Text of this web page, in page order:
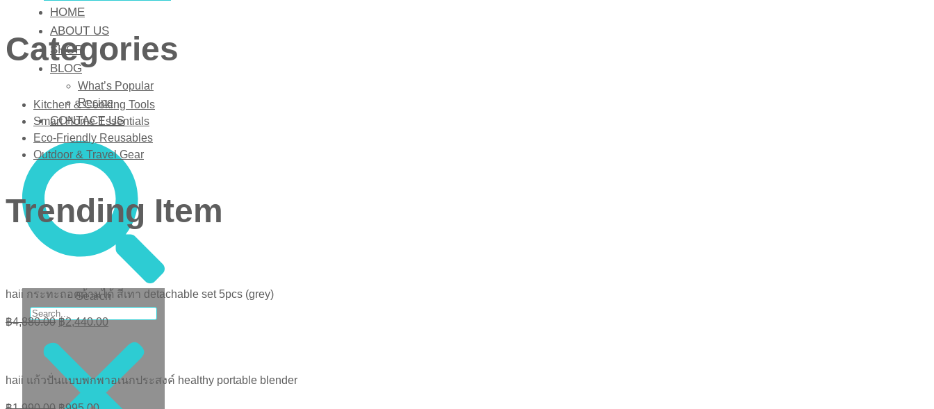
HOME
ABOUT US
SHOP
BLOG
What’s Popular
Recipe
CONTACT US
Search
Categories
Kitchen & Cooking Tools
Smart Home Essentials
Eco-Friendly Reusables
Outdoor & Travel Gear
Trending Item
haii กระทะถอดด้ามได้ สีเทา detachable set 5pcs (grey)
฿4,880.00Original
was:
฿4,880.00.
฿2,440.00Current
is:
฿2,440.00.
haii แก้วปั่นแบบพกพาอเนกประสงค์ healthy portable blender